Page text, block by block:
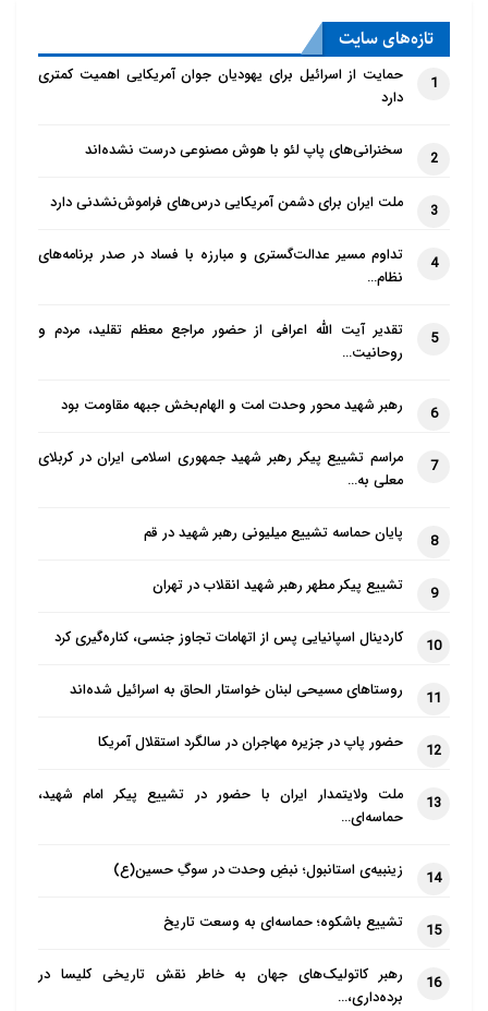
تازه‌‌های سایت
1
حمایت از اسرائیل برای یهودیان جوان آمریکایی اهمیت کمتری
دارد
2 سخنرانی‌های پاپ لئو با هوش مصنوعی درست نشده‌اند
3 ملت ایران برای دشمن آمریکایی درس‌های فراموش‌نشدنی دارد
4
تداوم مسیر عدالت‌گستری و مبارزه با فساد در صدر برنامه‌های
نظام…
5
تقدیر آیت الله اعرافی از حضور مراجع معظم تقلید، مردم و
روحانیت…
6 رهبر شهید محور وحدت امت و الهام‌بخش جبهه مقاومت بود
7
مراسم تشییع پیکر رهبر شهید جمهوری اسلامی ایران در کربلای
معلی به…
8 پایان حماسه تشییع میلیونی رهبر شهید در قم
9 تشییع پیکر مطهر رهبر شهید انقلاب در تهران
10 کاردینال اسپانیایی پس از اتهامات تجاوز جنسی، کناره‌گیری کرد
11 روستاهای مسیحی لبنان خواستار الحاق به اسرائیل شده‌اند
12 حضور پاپ در جزیره مهاجران در سالگرد استقلال آمریکا
13
ملت ولایتمدار ایران با حضور در تشییع پیکر امام شهید،
حماسه‌ای…
14 زینبیه‌ی استانبول؛ نبضِ وحدت در سوگِ حسین(ع)
15 تشییع باشکوه؛ حماسه‌ای به وسعت تاریخ
16
رهبر کاتولیک‌های جهان به خاطر نقش تاریخی کلیسا در
برده‌داری،…